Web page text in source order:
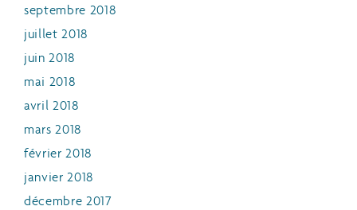
septembre 2018
juillet 2018
juin 2018
mai 2018
avril 2018
mars 2018
février 2018
janvier 2018
décembre 2017